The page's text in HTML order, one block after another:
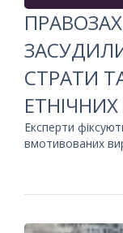
СТРАТИ
Експерти
вмотивованих